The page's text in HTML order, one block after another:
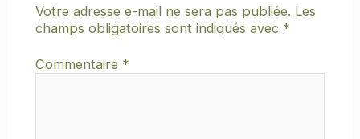
Votre adresse e-mail ne sera pas publiée. Les
champs obligatoires sont indiqués avec *
Commentaire *